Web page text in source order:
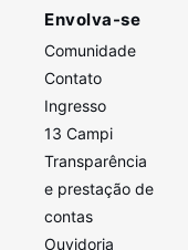
Envolva-se
Comunidade
Contato
Ingresso
13 Campi
Transparência
e prestação de
contas
Ouvidoria